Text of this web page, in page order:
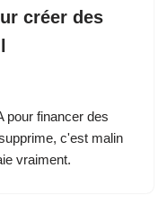
créer des
pour financer des
c'est malin
vraiment.